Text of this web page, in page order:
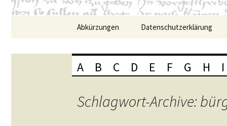
Abkürzungen Datenschutzerklärung
A B C D E F G H I
Schlagwort-Archive: